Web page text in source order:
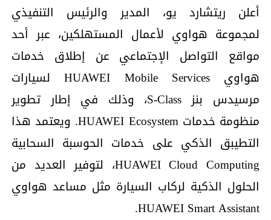
أعلن ريتشارد يو، المدير والرئيس التنفيذي
لمجموعة هواوي لأعمال المستهلكين، عبر أحد
مواقع التواصل الإجتماعي عن إطلاق خدمات
هواوي HUAWEI Mobile Services لسيارات
مرسيدس بنز S-Class، وذلك في إطار تطوير
منظومة خدمات HUAWEI Ecosystem. ويعتمد هذا
التطيبق الذكي على خدمات الحوسبة السحابية
HUAWEI Cloud Computing، لتوفير العديد من
الحلول الذكية لركاب السيارة مثل مساعد هواوي
HUAWEI Smart Assistant.